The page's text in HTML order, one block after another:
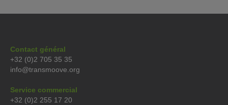
Contact général
+32 (0)2 705 35 35
info@transmoove.org
Service commercial
+32 (0)2 255 17 20